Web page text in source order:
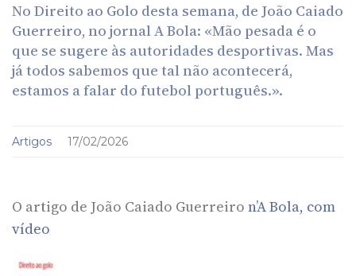
No Direito ao Golo desta semana, de João Caiado
Guerreiro, no jornal A Bola: «Mão pesada é o
que se sugere às autoridades desportivas. Mas
já todos sabemos que tal não acontecerá,
estamos a falar do futebol português.».
Artigos 17/02/2026
O artigo de João Caiado Guerreiro n’A Bola, com
vídeo